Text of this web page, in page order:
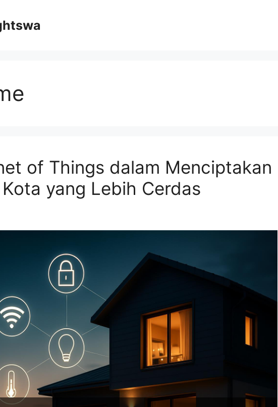
of Things dalam Menciptakan
yang Lebih Cerdas